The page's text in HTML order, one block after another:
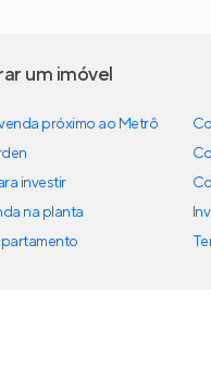
um imóvel
próximo ao Metrô
investir
na planta